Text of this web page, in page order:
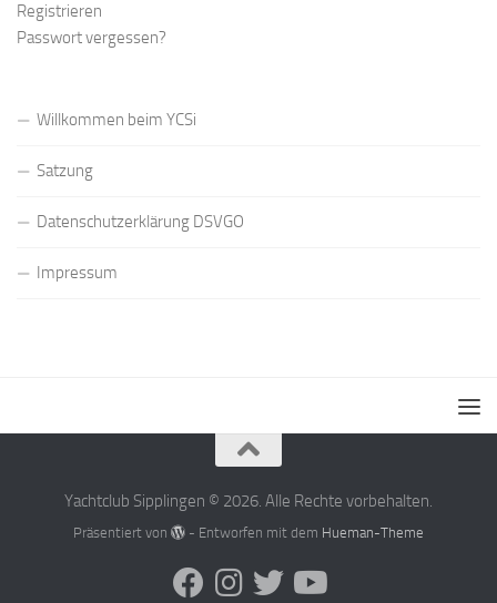
Registrieren
Passwort vergessen?
Willkommen beim YCSi
Satzung
Datenschutzerklärung DSVGO
Impressum
Yachtclub Sipplingen © 2026. Alle Rechte vorbehalten.
Präsentiert von - Entworfen mit dem Hueman-Theme